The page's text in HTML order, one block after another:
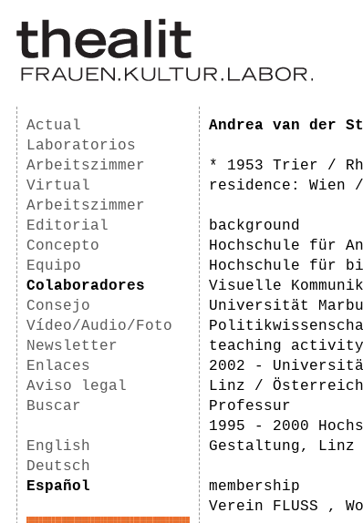
Actual
Laboratorios
Arbeitszimmer
Virtual
Arbeitszimmer
Editorial
Concepto
Equipo
Colaboradores
Consejo
Vídeo/Audio/Foto
Newsletter
Enlaces
Aviso legal
Buscar
English
Deutsch
Español
Andrea van der
* 1953 Trier /
residence: Wien
background
Hochschule für
Hochschule für
Visuelle
Universität
teaching activity
2002 -
Linz / Österreich
Professur
1995 - 2000
Gestaltung,
membership
Verein FLUSS ,